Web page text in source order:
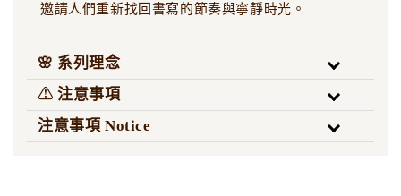
邀請人們重新找回書寫的節奏與寧靜時光。
🌸 系列理念
⚠️ 注意事項
注意事項 Notice